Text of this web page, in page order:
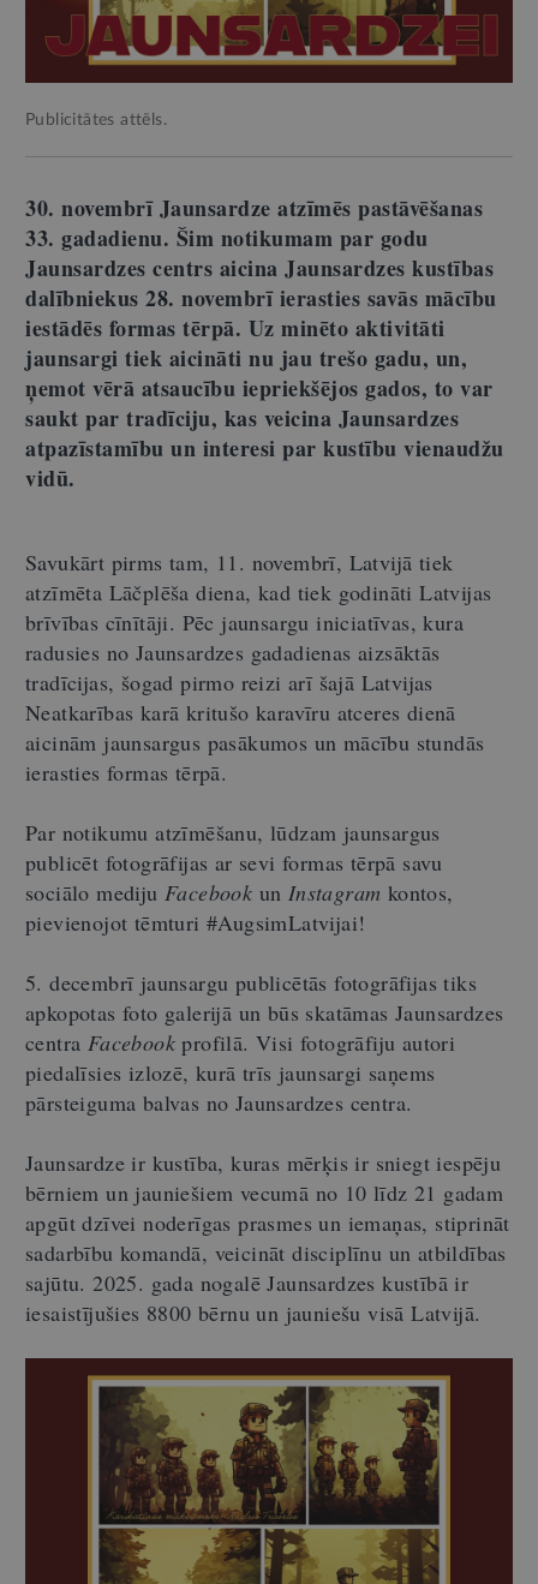
Publicitātes attēls.
30. novembrī Jaunsardze atzīmēs pastāvēšanas
33. gadadienu. Šim notikumam par godu
Jaunsardzes centrs aicina Jaunsardzes kustības
dalībniekus 28. novembrī ierasties savās mācību
iestādēs formas tērpā. Uz minēto aktivitāti
jaunsargi tiek aicināti nu jau trešo gadu, un,
ņemot vērā atsaucību iepriekšējos gados, to var
saukt par tradīciju, kas veicina Jaunsardzes
atpazīstamību un interesi par kustību vienaudžu
vidū.
Savukārt pirms tam, 11. novembrī, Latvijā tiek
atzīmēta Lāčplēša diena, kad tiek godināti Latvijas
brīvības cīnītāji. Pēc jaunsargu iniciatīvas, kura
radusies no Jaunsardzes gadadienas aizsāktās
tradīcijas, šogad pirmo reizi arī šajā Latvijas
Neatkarības karā kritušo karavīru atceres dienā
aicinām jaunsargus pasākumos un mācību stundās
ierasties formas tērpā.
Par notikumu atzīmēšanu, lūdzam jaunsargus
publicēt fotogrāfijas ar sevi formas tērpā savu
sociālo mediju Facebook un Instagram kontos,
pievienojot tēmturi #AugsimLatvijai!
5. decembrī jaunsargu publicētās fotogrāfijas tiks
apkopotas foto galerijā un būs skatāmas Jaunsardzes
centra Facebook profilā. Visi fotogrāfiju autori
piedalīsies izlozē, kurā trīs jaunsargi saņems
pārsteiguma balvas no Jaunsardzes centra.
Jaunsardze ir kustība, kuras mērķis ir sniegt iespēju
bērniem un jauniešiem vecumā no 10 līdz 21 gadam
apgūt dzīvei noderīgas prasmes un iemaņas, stiprināt
sadarbību komandā, veicināt disciplīnu un atbildības
sajūtu. 2025. gada nogalē Jaunsardzes kustībā ir
iesaistījušies 8800 bērnu un jauniešu visā Latvijā.